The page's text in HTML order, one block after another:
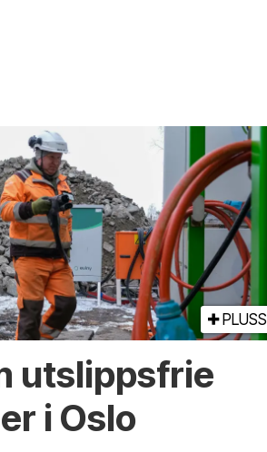
PLUSS
utslippsfrie
i Oslo